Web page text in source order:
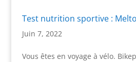
Test nutrition sportive :
Juin 7, 2022
Vous êtes en voyage à vélo.